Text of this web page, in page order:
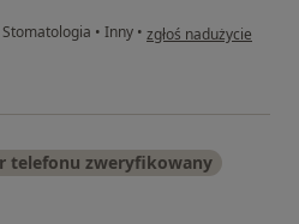
• Inny • w opinii użytkownika
zgłoś nadużycie
telefonu zweryfikowany